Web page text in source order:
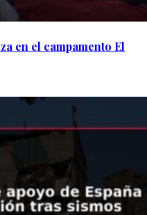
en el campamento El